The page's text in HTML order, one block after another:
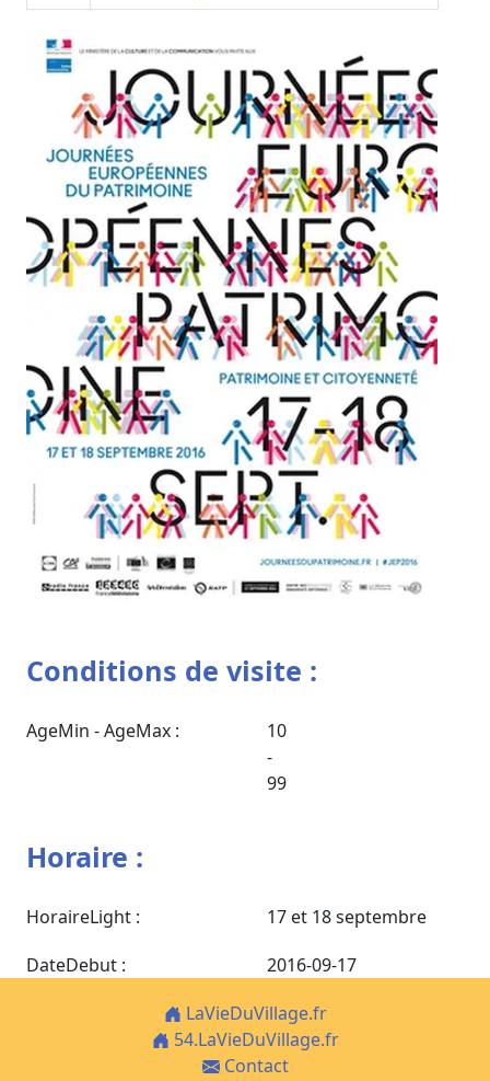
Conditions de visite :
AgeMin - AgeMax :
10
-
99
Horaire :
HoraireLight :
17 et 18 septembre
DateDebut :
2016-09-17
LaVieDuVillage.fr
54.LaVieDuVillage.fr
Contact